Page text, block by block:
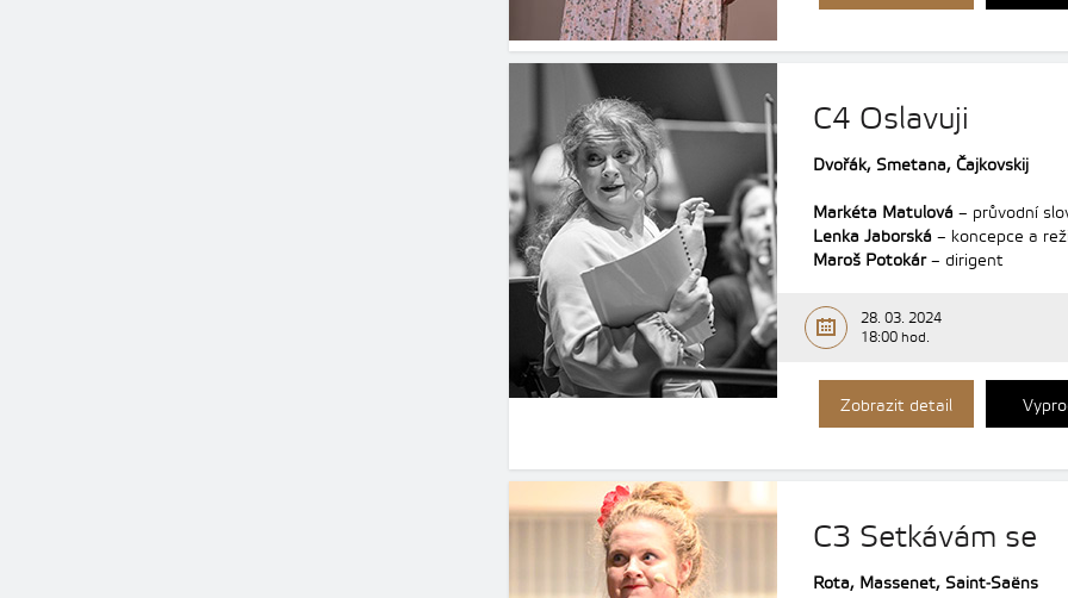
C4 Oslavuji
Dvořák, Smetana, Čajkovskij
Markéta Matulová – průvodní
Lenka Jaborská – koncepce a
Maroš Potokár– dirigent
28. 03. 2024
18:00 hod.
Zobrazit detail
C3 Setkávám se
Rota, Massenet, Saint‑Saëns